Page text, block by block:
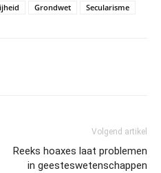
Grondwet Secularisme
Volgend artikel
Reeks hoaxes laat problemen
in geesteswetenschappen